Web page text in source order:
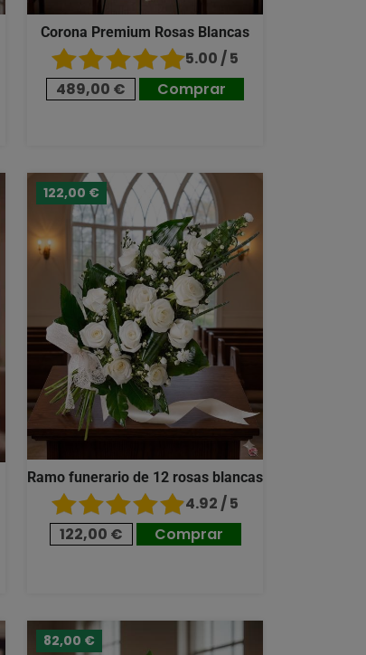
Corona Premium Rosas Blancas
5.00 / 5
489,00 €
Comprar
122,00 €
Ramo funerario de 12 rosas blancas
4.92 / 5
122,00 €
Comprar
82,00 €